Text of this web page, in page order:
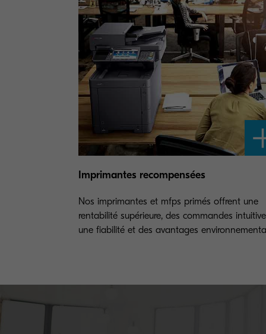
Imprimantes recompensées
Nos imprimantes et mfps primés offrent une
rentabilité supérieure, des commandes
une fiabilité et des avantages